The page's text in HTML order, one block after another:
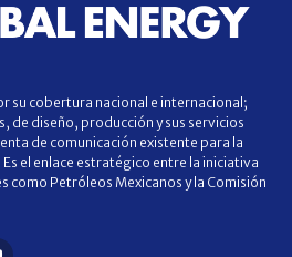
su cobertura nacional e internacional;
de diseño, producción y sus servicios
de comunicación existente para la
el enlace estratégico entre la iniciativa
como Petróleos Mexicanos y la Comisión